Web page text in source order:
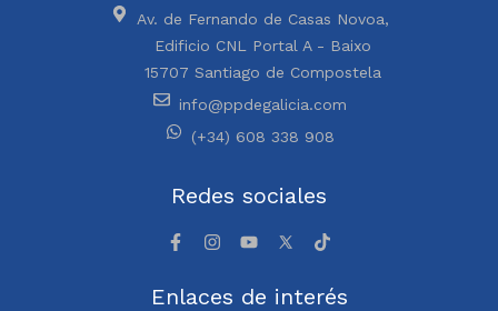
Av. de Fernando de Casas Novoa,
Edificio CNL Portal A - Baixo
15707 Santiago de Compostela
info@ppdegalicia.com
(+34) 608 338 908
Redes sociales
Enlaces de interés